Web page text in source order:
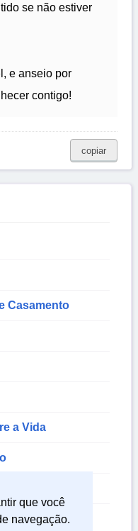
que você
navegação.
se não estiver
e anseio por
contigo!
copiar
Casamento
a Vida